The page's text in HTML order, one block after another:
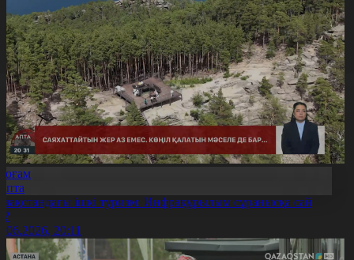
ішкі туризм: Инфрақұрылым сұранысқа сай
20:11